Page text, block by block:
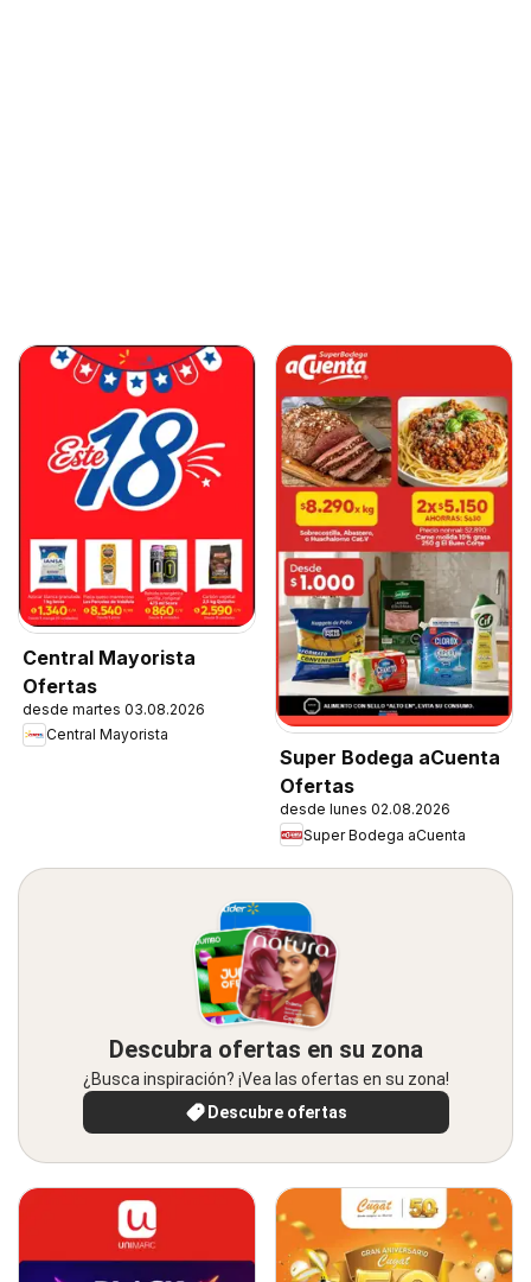
Central Mayorista
Ofertas
desde martes 03.08.2026
Central Mayorista
Super Bodega aCuenta
Ofertas
desde lunes 02.08.2026
Super Bodega aCuenta
Descubra ofertas en su zona
¿Busca inspiración? ¡Vea las ofertas en su zona!
Descubre ofertas